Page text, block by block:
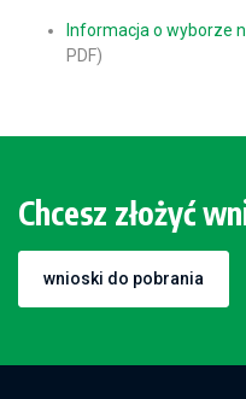
Informacja o wyborze
PDF)
Chcesz złożyć
wnioski do pobrania